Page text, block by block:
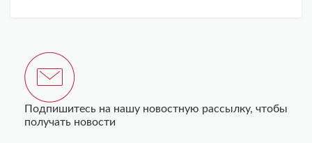
Подпишитесь на нашу новостную рассылку, чтобы
получать новости